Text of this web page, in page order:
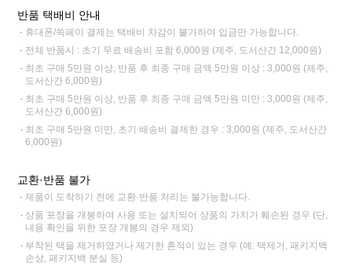
반품 택배비 안내
휴대폰/쓱페이 결제는 택배비 차감이 불가하여 입금만 가능합니다.
전체 반품시 : 초기 무료 배송비 포함 6,000원 (제주, 도서산간 12,000원)
최초 구매 5만원 이상, 반품 후 최종 구매 금액 5만원 이상 : 3,000원 (제주,
도서산간 6,000원)
최초 구매 5만원 이상, 반품 후 최종 구매 금액 5만원 미만 : 3,000원 (제주,
도서산간 6,000원)
최초 구매 5만원 미만, 초기 배송비 결제한 경우 : 3,000원 (제주, 도서산간
6,000원)
교환·반품 불가
제품이 도착하기 전에 교환·반품 처리는 불가능합니다.
상품 포장을 개봉하여 사용 또는 설치되어 상품의 가치가 훼손된 경우 (단,
내용 확인을 위한 포장 개봉의 경우 제외)
부착된 택을 제거하였거나 제거한 흔적이 있는 경우 (예: 택제거, 패키지백
손상, 패키지백 분실 등)